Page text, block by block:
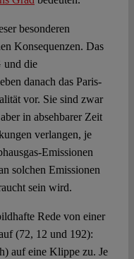
besonderen
Konsequenzen. Das
und die
danach das Paris-
vor. Sie sind zwar
in absehbarer Zeit
verlangen, je
Emissionen
solchen Emissionen
sein wird.
Rede von einer
(72, 12 und 192):
auf eine Klippe zu. Je